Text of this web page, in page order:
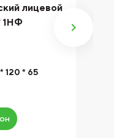
лицевой
1НФ
120 * 65